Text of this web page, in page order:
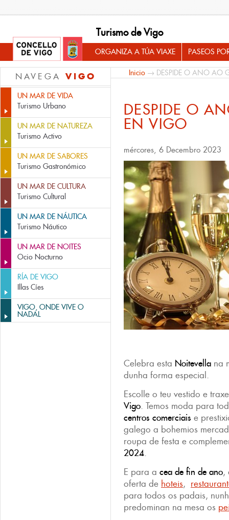
Turismo de Vigo
ORGANIZA A TÚA VIAXE PASEOS
NAVEGA VIGO
UN MAR DE VIDA
Turismo Urbano
UN MAR DE NATUREZA
Turismo Activo
UN MAR DE SABORES
Turismo Gastronómico
UN MAR DE CULTURA
Turismo Cultural
UN MAR DE NÁUTICA
Turismo Náutico
UN MAR DE NOITES
Ocio Nocturno
RÍA DE VIGO
Illas Cíes
VIGO, ONDE VIVE O
NADAL
Inicio → DESPIDE O ANO AO
DESPIDE O
EN VIGO
mércores, 6 Decembro 2023
Celebra esta Noitevella na
dunha forma especial.
Escolle o teu vestido e
Vigo. Temos moda para
centros comerciais e
galego a bohemios
roupa de festa e
2024.
E para a cea de fin de ano,
oferta de hoteis,
para todos os padais,
predominan na mesa os